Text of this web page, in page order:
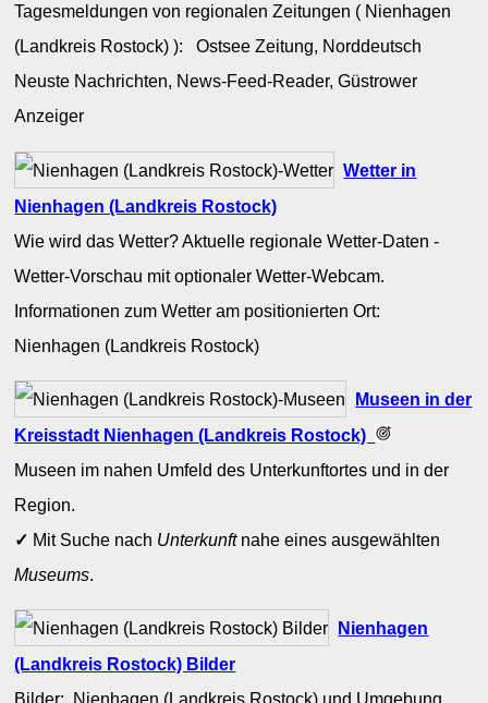
Tagesmeldungen von regionalen Zeitungen ( Nienhagen
(Landkreis Rostock) ): Ostsee Zeitung, Norddeutsch
Neuste Nachrichten, News-Feed-Reader, Güstrower
Anzeiger
Wetter in
Nienhagen (Landkreis Rostock)
Wie wird das Wetter? Aktuelle regionale Wetter-Daten -
Wetter-Vorschau mit optionaler Wetter-Webcam.
Informationen zum Wetter am positionierten Ort:
Nienhagen (Landkreis Rostock)
Museen in der
Kreisstadt Nienhagen (Landkreis Rostock)
Museen im nahen Umfeld des Unterkunftortes und in der
Region.
✓ Mit Suche nach Unterkunftnahe eines ausgewählten
Museums.
Nienhagen
(Landkreis Rostock) Bilder
Bilder: Nienhagen (Landkreis Rostock) und Umgebung.